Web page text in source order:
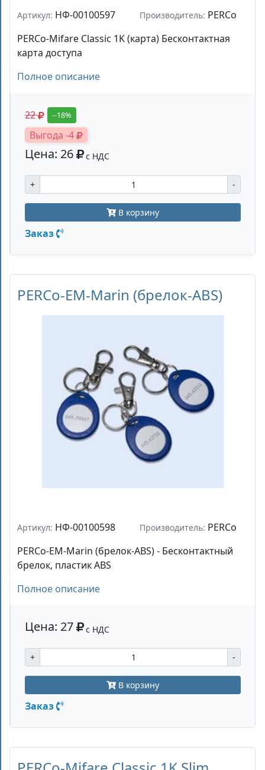
Артикул: НФ-00100597 Производитель: PERCo
PERCo-Mifare Classic 1K (карта) Бесконтактная
карта доступа
Полное описание
22 --18%
Выгода -4
Цена: 26 с НДС
+ -
В корзину
Заказ
PERCo-EM-Marin (брелок-ABS)
Артикул: НФ-00100598 Производитель: PERCo
PERCo-EM-Marin (брелок-ABS) - Бесконтактный
брелок, пластик ABS
Полное описание
Цена: 27 с НДС
+ -
В корзину
Заказ